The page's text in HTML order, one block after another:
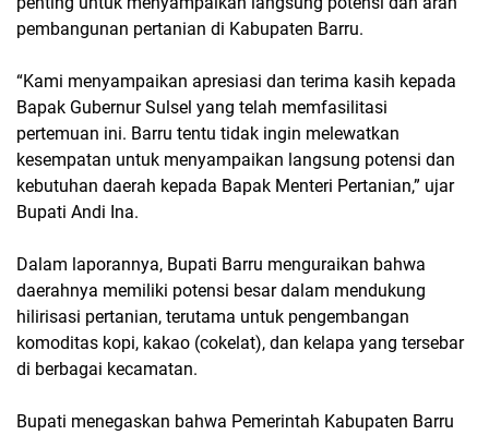
pembangunan pertanian di Kabupaten Barru.
“Kami menyampaikan apresiasi dan terima kasih kepada
Bapak Gubernur Sulsel yang telah memfasilitasi
pertemuan ini. Barru tentu tidak ingin melewatkan
kesempatan untuk menyampaikan langsung potensi dan
kebutuhan daerah kepada Bapak Menteri Pertanian,” ujar
Bupati Andi Ina.
Dalam laporannya, Bupati Barru menguraikan bahwa
daerahnya memiliki potensi besar dalam mendukung
hilirisasi pertanian, terutama untuk pengembangan
komoditas kopi, kakao (cokelat), dan kelapa yang tersebar
di berbagai kecamatan.
Bupati menegaskan bahwa Pemerintah Kabupaten Barru